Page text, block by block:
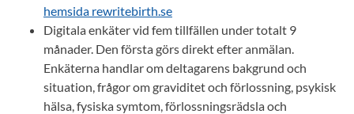
hemsida rewritebirth.se
Digitala enkäter vid fem tillfällen under totalt 9
månader. Den första görs direkt efter anmälan.
Enkäterna handlar om deltagarens bakgrund och
situation, frågor om graviditet och förlossning, psykisk
hälsa, fysiska symtom, förlossningsrädsla och